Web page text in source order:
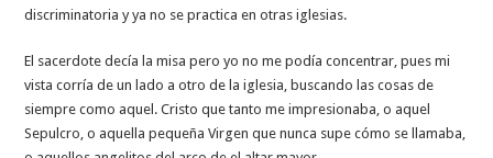
discriminatoria y ya no se practica en otras iglesias.
El sacerdote decía la misa pero yo no me podía concentrar, pues mi
vista corría de un lado a otro de la iglesia, buscando las cosas de
siempre como aquel. Cristo que tanto me impresionaba, o aquel
Sepulcro, o aquella pequeña Virgen que nunca supe cómo se llamaba,